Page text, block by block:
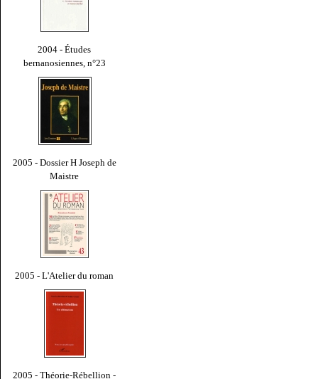
2004 - Études
bernanosiennes, n°23
2005 - Dossier H Joseph de
Maistre
2005 - L'Atelier du roman
2005 - Théorie-Rébellion -